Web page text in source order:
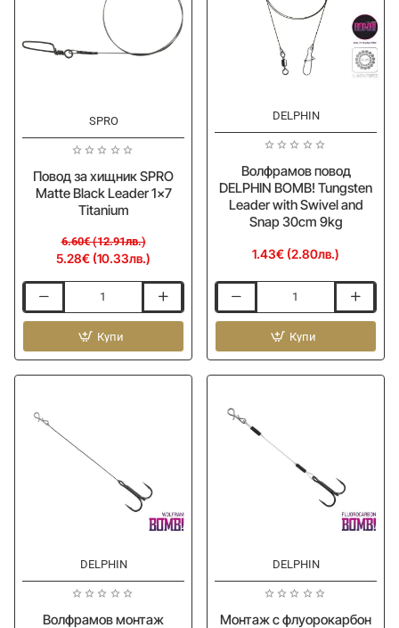
SPRO
Повод за хищник SPRO
Matte Black Leader 1x7
Titanium
5.28€ (10.33лв.)
6.60€ (12.91лв.)
за
SPRO
Matte
1x7
Titanium
Купи
DELPHIN
Волфрамов повод
DELPHIN BOMB! Tungsten
Leader with Swivel and
Snap 30cm 9kg
1.43€ (2.80лв.)
повод
BOMB!
Tungsten
with
Swivel
Купи
DELPHIN
Волфрамов монтаж
DELPHIN
Монтаж с флуорокарбон